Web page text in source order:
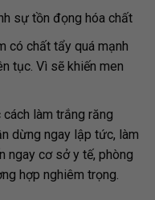
sự tồn đọng hóa chất
có chất tẩy quá mạnh
tục. Vì sẽ khiến men
làm trắng răng
dừng ngay lập tức, làm
ngay cơ sở y tế, phòng
hợp nghiêm trọng.